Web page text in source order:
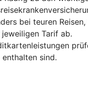
bei teuren
Tarif ab.
sind.